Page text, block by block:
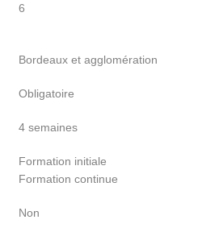
6
Bordeaux et agglomération
Obligatoire
4 semaines
Formation initiale
Formation continue
Non